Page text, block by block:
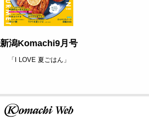
新潟Komachi9月号
「I LOVE 夏ごはん」